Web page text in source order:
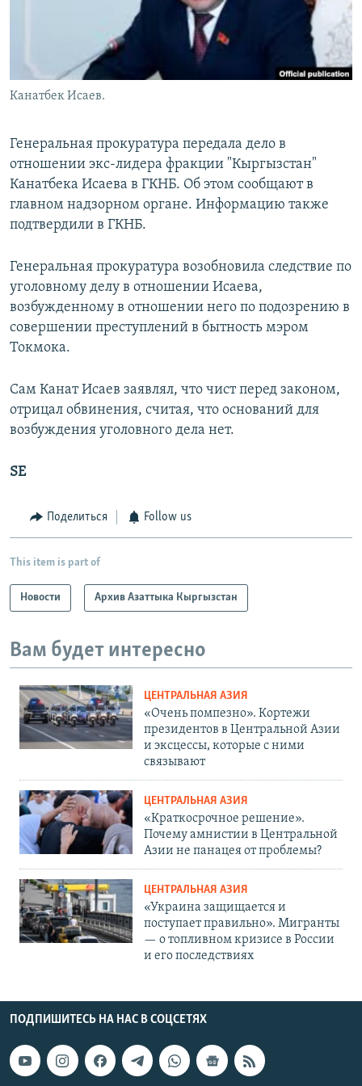
Канатбек Исаев.
Генеральная прокуратура передала дело в
отношении экс-лидера фракции "Кыргызстан"
Канатбека Исаева в ГКНБ. Об этом сообщают в
главном надзорном органе. Информацию также
подтвердили в ГКНБ.
Генеральная прокуратура возобновила следствие по
уголовному делу в отношении Исаева,
возбужденному в отношении него по подозрению в
совершении преступлений в бытность мэром
Токмока.
Сам Канат Исаев заявлял, что чист перед законом,
отрицал обвинения, считая, что оснований для
возбуждения уголовного дела нет.
SE
Поделиться Follow us
This item is part of
Новости Архив Азаттыка Кыргызстан
Вам будет интересно
ЦЕНТРАЛЬНАЯ АЗИЯ
«Очень помпезно». Кортежи
президентов в Центральной Азии
и эксцессы, которые с ними
связывают
ЦЕНТРАЛЬНАЯ АЗИЯ
«Краткосрочное решение».
Почему амнистии в Центральной
Азии не панацея от проблемы?
ЦЕНТРАЛЬНАЯ АЗИЯ
«Украина защищается и
поступает правильно». Мигранты
— о топливном кризисе в России
и его последствиях
ПОДПИШИТЕСЬ НА НАС В СОЦСЕТЯХ